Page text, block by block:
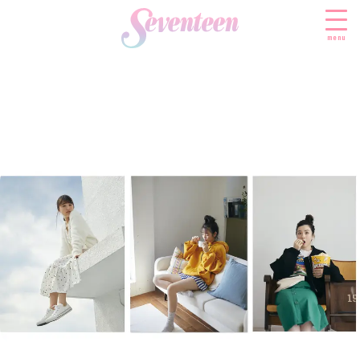
menu
ファッションニュース
モデル私服
着回し
着痩せ
BEAUTY
ビューティニュース
トレンドメイク
ベストコスメ
ヘアアレンジ・ヘアケア
スキンケア
SCHOOL
スクールニュース
制服コーデ
学校ヘアメイク
勉強・受験・進路
ENTERTAINMENT
エンタメニュース
なにわ男子
LIFESTYLE
ライフスタイルニュース
JK TREND